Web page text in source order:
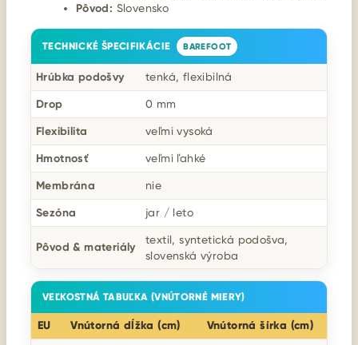
Pôvod: Slovensko
TECHNICKÉ ŠPECIFIKÁCIE BAREFOOT
Hrúbka podošvy tenká, flexibilná
Drop 0 mm
Flexibilita veľmi vysoká
Hmotnosť veľmi ľahké
Membrána nie
Sezóna jar / leto
Pôvod & materiály
textil, syntetická podošva,
slovenská výroba
VEĽKOSTNÁ TABUĽKA (VNÚTORNÉ MIERY)
EU Vnútorná dĺžka (cm) Vnútorná šírka (cm)